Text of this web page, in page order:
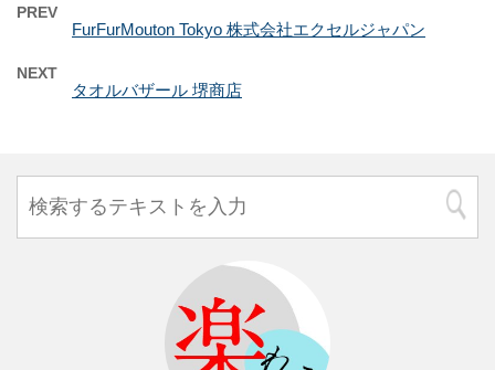
PREV
FurFurMouton Tokyo 株式会社エクセルジャパン
NEXT
タオルバザール 堺商店